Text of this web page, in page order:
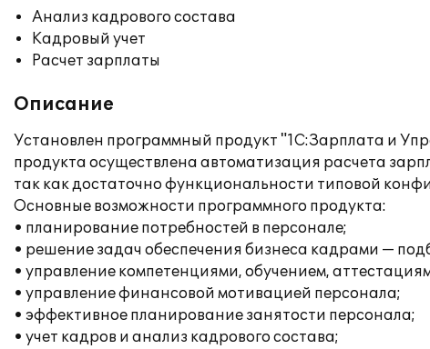
Анализ кадрового состава
Кадровый учет
Расчет зарплаты
Описание
Установлен программный продукт "1С:Зарплата и
продукта осуществлена автоматизация расчета
так как достаточно функциональности типовой
Основные возможности программного продукта:
• планирование потребностей в персонале;
• решение задач обеспечения бизнеса кадрами —
• управление компетенциями, обучением,
• управление финансовой мотивацией персонала;
• эффективное планирование занятости персонала;
• учет кадров и анализ кадрового состава;